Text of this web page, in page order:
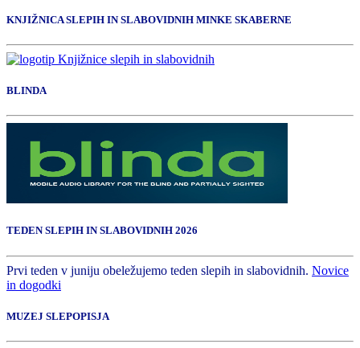
KNJIŽNICA SLEPIH IN SLABOVIDNIH MINKE SKABERNE
BLINDA
TEDEN SLEPIH IN SLABOVIDNIH 2026
Prvi teden v juniju obeležujemo teden slepih in slabovidnih. Novice
in dogodki
MUZEJ SLEPOPISJA